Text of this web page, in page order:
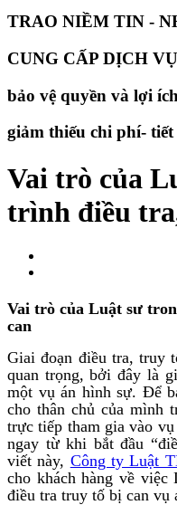
TRAO NIỀM TIN -
CUNG CẤP DỊCH
bảo vệ quyền và lợi
giảm thiếu chi phí-
​Vai trò của
trình điều
Vai trò của Luật sư
can
Giai đoạn điều tra, truy
quan trọng, bởi đây là
một vụ án hình sự. Để
cho thân chủ của mình
trực tiếp tham gia vào
ngay từ khi bắt đầu
viết này, Công ty Luật
cho khách hàng về việc
điều tra truy tố bị can vụ